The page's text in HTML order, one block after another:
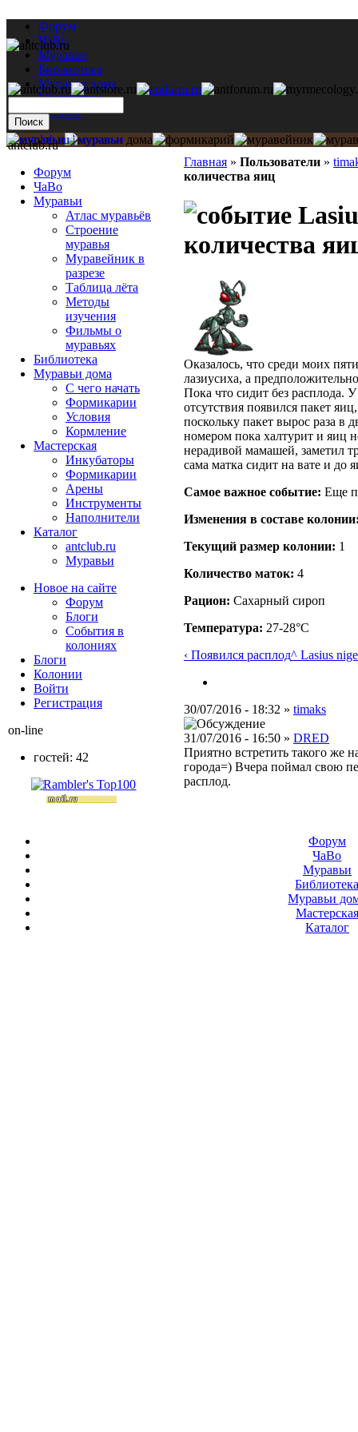
Форум
ЧаВо
Муравьи
Библиотека
Муравьи дома
Мастерская
Каталог
Главная » Пользователи »
количества яиц
количества
Оказалось, что среди моих
лазиусиха, а
Пока что сидит без расплода.
отсутствия появился пакет
поскольку пакет вырос раза в
номером пока халтурит и яиц
нерадивой мамашей, заметил
сама матка сидит на вате и до
Самое важное событие: Еще
Изменения в составе
Текущий размер кoлонии: 1
Количество маток: 4
Рацион: Сахарный сироп
Температура: 27-28°C
‹ Появился расплод^ Lasius
30/07/2016 - 18:32 » timaks
31/07/2016 - 16:50 » DRED
Приятно встретить такого же
города=) Вчера поймал свою
расплод.
antclub.ru
Форум
ЧаВо
Муравьи
Атлас муравьёв
Строение
муравья
Муравейник в
разрезе
Таблица лёта
Методы
изучения
Фильмы о
муравьях
Библиотека
Муравьи дома
С чего начать
Формикарии
Условия
Кормление
Мастерская
Инкубаторы
Формикарии
Арены
Инструменты
Наполнители
Каталог
antclub.ru
Муравьи
Новое на сайте
Форум
Блоги
События в
колониях
Блоги
Колонии
Войти
Peгиcтpaция
on-line
гостей: 42
Форум
ЧаВо
Муравьи
Муравьи
Мастерская
Каталог